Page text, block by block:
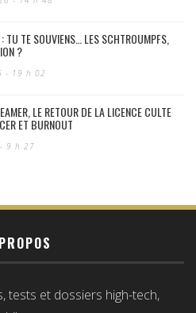
TU TE SOUVIENS… LES SCHTROUMPFS,
?
- 19 h 02
LE RETOUR DE LA LICENCE CULTE
ET BURNOUT
9 h 27
tests et dossiers high-tech,